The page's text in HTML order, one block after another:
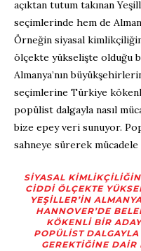
açıktan tutum takınan
seçimlerinde hem de
Örneğin siyasal kimlikçiliğin
ölçekte yükselişte olduğu
Almanya’nın
seçimlerine Türkiye
popülist dalgayla nasıl
bize epey veri sunuyor.
sahneye sürerek
SIYASAL
CIDDI ÖLÇEKTE
YEŞILLER’IN
HANNOVER’DE
KÖKENLI BIR
POPÜLIST
GEREKTIĞINE DAIR